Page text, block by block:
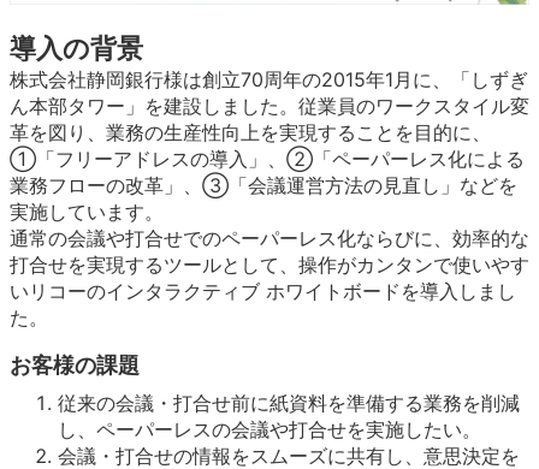
導入の背景
株式会社静岡銀行様は創立70周年の2015年1月に、「しずぎ
ん本部タワー」を建設しました。従業員のワークスタイル変
革を図り、業務の生産性向上を実現することを目的に、
①「フリーアドレスの導入」、②「ペーパーレス化による
業務フローの改革」、③「会議運営方法の見直し」などを
実施しています。
通常の会議や打合せでのペーパーレス化ならびに、効率的な
打合せを実現するツールとして、操作がカンタンで使いやす
いリコーのインタラクティブ ホワイトボードを導入しまし
た。
お客様の課題
従来の会議・打合せ前に紙資料を準備する業務を削減
し、ペーパーレスの会議や打合せを実施したい。
会議・打合せの情報をスムーズに共有し、意思決定を